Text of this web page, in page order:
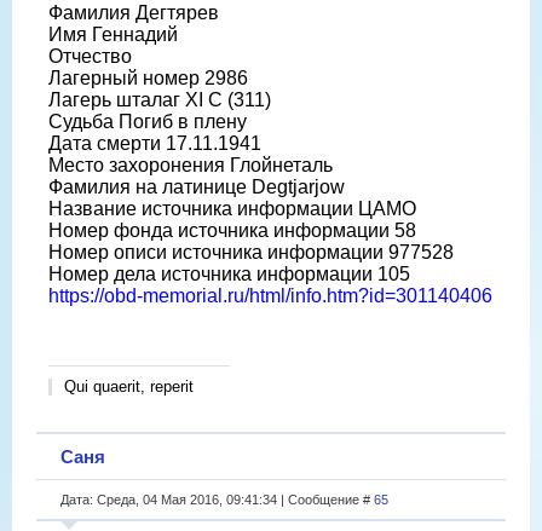
Фамилия Дегтярев
Имя Геннадий
Отчество
Лагерный номер 2986
Лагерь шталаг XI C (311)
Судьба Погиб в плену
Дата смерти 17.11.1941
Место захоронения Глойнеталь
Фамилия на латинице Degtjarjow
Название источника информации ЦАМО
Номер фонда источника информации 58
Номер описи источника информации 977528
Номер дела источника информации 105
https://obd-memorial.ru/html/info.htm?id=301140406
Qui quaerit, reperit
Саня
Дата: Среда, 04 Мая 2016, 09:41:34 | Сообщение # 65